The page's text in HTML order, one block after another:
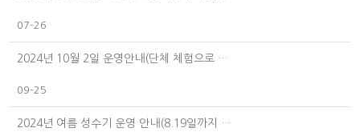
07-26
2024년 10월 2일 운영안내(단체 체험으로 …
09-25
2024년 여름 성수기 운영 안내(8.19일까지 …